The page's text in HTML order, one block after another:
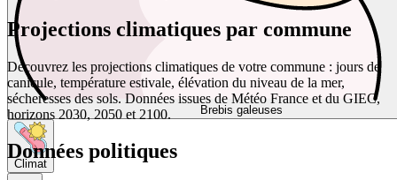
Brebis galeuses
Climat
Projections climatiques par commune
Découvrez les projections climatiques de votre commune : jours de
canicule, température estivale, élévation du niveau de la mer,
sécheresses des sols. Données issues de Météo France et du GIEC,
horizons 2030, 2050 et 2100.
Données politiques